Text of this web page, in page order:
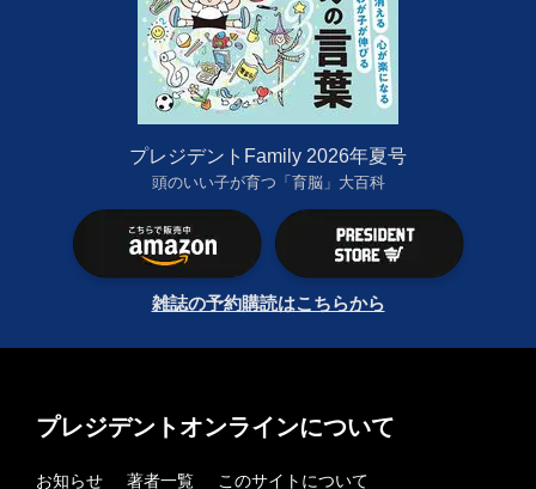
プレジデントFamily 2026年夏号
頭のいい子が育つ「育脳」大百科
雑誌の予約購読はこちらから
プレジデントオンラインについて
お知らせ 著者一覧
このサイトについて